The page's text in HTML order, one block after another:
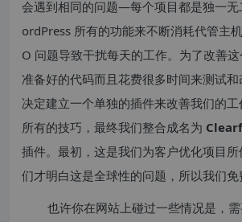
会遇到相同的问题—每个项目都是独一无
ordPress 所有的功能来不断消耗代管主
O 问题导致干扰每天的工作。为了改善
准备好的代码而且花费很多时间来测试
决定建立一个单独的插件来改善我们的
所有的技巧，最终我们整合成名为
插件。最初，这是我们为客户优化项目
们才明白这是全球性的问题，所以我们免
也许你在网站上碰过一些情况是，